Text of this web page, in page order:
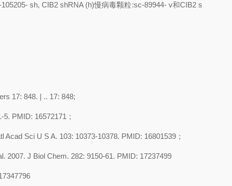
sh, CIB2 shRNA (h)慢病毒颗粒:sc-89944- v和CIB2 s
17: 848. | .. 17: 848;
5. PMID: 16572171 ；
Sci U S A. 103: 10373-10378. PMID: 16801539 ；
2007. J Biol Chem. 282: 9150-61. PMID: 17237499